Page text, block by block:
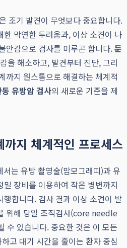
조기 발견이 무엇보다 중요합니다.
막연한 두려움과, 이상 소견이 나
안감으로 검사를 미루곤 합니다.둔
을 해소하고, 발견부터 진단, 그리
까지 원스톱으로 해결하는 체계적
유방암 검사의 새로운 기준을 제
지 체계적인 프로세스
서는 유방 촬영술(맘모그래피)과 유
장비를 이용하여 작은 병변까지
합니다. 검사 결과 이상 소견이 발
위해 당일 조직검사(core needle
수 있습니다. 중요한 것은 이 모든
고 대기 시간을 줄이는 환자 중심